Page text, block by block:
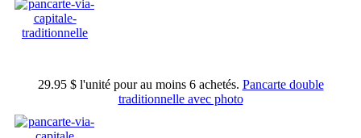
29.95 $ l'unité pour au moins 6 achetés. Pancarte double
traditionnelle avec photo